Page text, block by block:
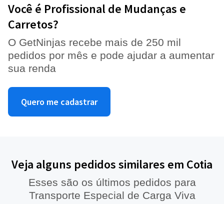
Você é Profissional de Mudanças e
Carretos?
O GetNinjas recebe mais de 250 mil
pedidos por mês e pode ajudar a aumentar
sua renda
Quero me cadastrar
Veja alguns pedidos similares em Cotia
Esses são os últimos pedidos para
Transporte Especial de Carga Viva